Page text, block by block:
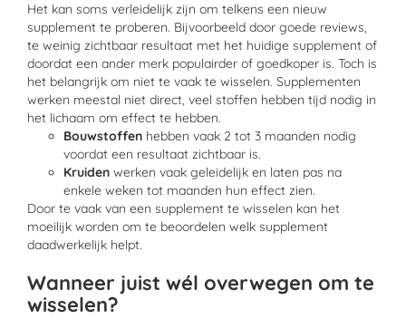
Het kan soms verleidelijk zijn om telkens een nieuw
supplement te proberen. Bijvoorbeeld door goede reviews,
te weinig zichtbaar resultaat met het huidige supplement of
doordat een ander merk populairder of goedkoper is. Toch is
het belangrijk om niet te vaak te wisselen. Supplementen
werken meestal niet direct, veel stoffen hebben tijd nodig in
het lichaam om effect te hebben.
Bouwstoffen hebben vaak 2 tot 3 maanden nodig
voordat een resultaat zichtbaar is.
Kruiden werken vaak geleidelijk en laten pas na
enkele weken tot maanden hun effect zien.
Door te vaak van een supplement te wisselen kan het
moeilijk worden om te beoordelen welk supplement
daadwerkelijk helpt.
Wanneer juist wél overwegen om te
wisselen?